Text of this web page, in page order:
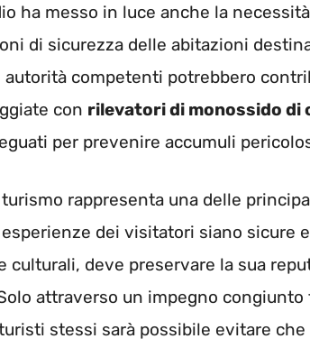
ha messo in luce anche la
di sicurezza delle abitazioni
autorità competenti potrebbero
con rilevatori di monossido di
per prevenire accumuli
rappresenta una delle
dei visitatori siano sicure
culturali, deve preservare la sua
attraverso un impegno
stessi sarà possibile evitare